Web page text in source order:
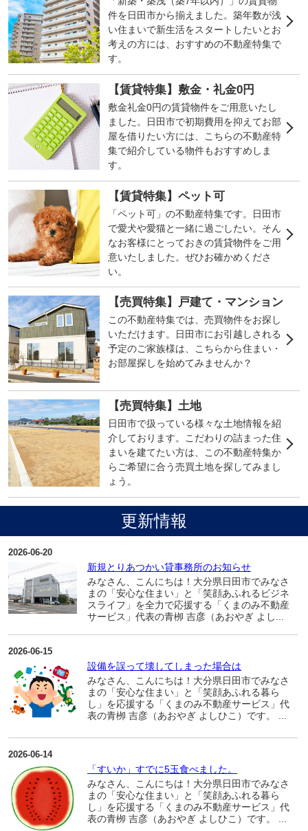
件を日田市から揃えました。築年数が浅
い住まいで新生活をスタートしたいとお
考えの方には、おすすめの不動産特集で
す。
【賃貸特集】敷金・礼金0円
敷金礼金0円の賃貸物件をご用意いたし
ました。日田市で初期費用を抑えてお部
屋を借りたい方には、こちらの不動産特
集で紹介している物件もおすすめしま
す。
【賃貸特集】ペット可
「ペット可」の不動産特集です。日田市
で愛犬や愛猫と一緒に過ごしたい。そん
なお客様にとっておきの賃貸物件をご用
意いたしました。ぜひお確かめくださ
い。
【売買特集】戸建て・マンション
この不動産特集では、売買物件をお探し
いただけます。日田市にお引越しされる
予定のご家族様は、こちらから住まい・
お部屋探しを始めてみませんか？
【売買特集】土地
日田市で扱っている様々な土地情報を紹
介しております。こだわりの詰まった住
まいを建てたい方は、この不動産特集か
らご希望に合う売買土地を探してみまし
ょう。
更新情報
2026-06-20
新規とりあつかい貸事務所のお知らせ
みなさん、こんにちは！大分県日田市でみなさ
まの「安心な住まい」と「笑顔あふれるビジネ
スライフ」を全力で応援する「くまのみ不動産
サービス」代表の青栁 吉彦（あおやぎ よし...
2026-06-15
設備を誤って壊してしまった場合は
みなさん、こんにちは！大分県日田市でみなさ
まの「安心な住まい」と「笑顔あふれる暮ら
し」を応援する「くまのみ不動産サービス」代
表の青栁 吉彦（あおやぎ よしひこ）です。 ...
2026-06-14
「すいか」すでに5玉食べました。
みなさん、こんにちは！大分県日田市でみなさ
まの「安心な住まい」と「笑顔あふれる暮ら
し」を応援する「くまのみ不動産サービス」代
表の青栁 吉彦（あおやぎ よしひこ）です。 ...